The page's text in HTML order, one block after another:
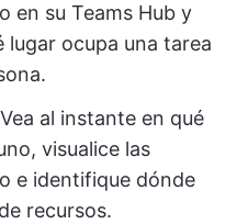
en su Teams Hub y
lugar ocupa una tarea
Vea al instante en qué
visualice las
e identifique dónde
recursos.